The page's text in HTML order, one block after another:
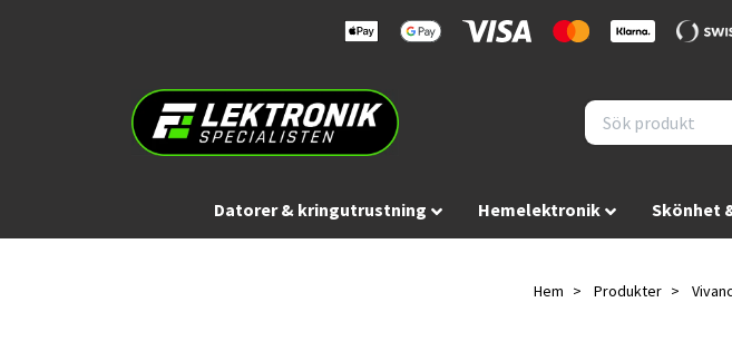
Datorer & kringutrustning Hemelektronik Skönhet
Hem Produkter